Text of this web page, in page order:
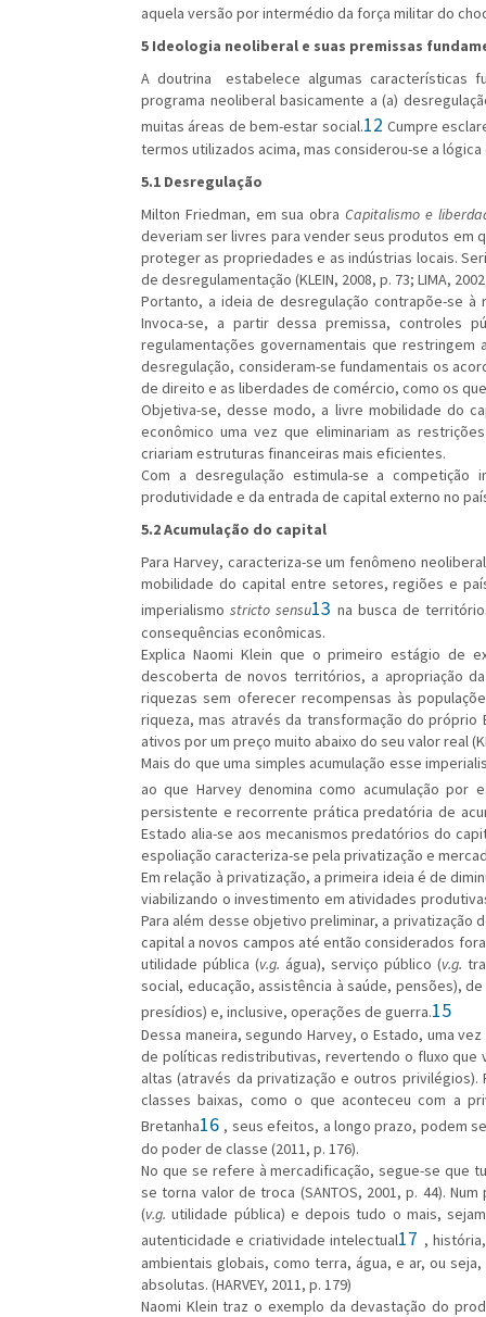
aquela versão por intermédio da força militar do
5 Ideologia neoliberal e suas premissas
A doutrina estabelece algumas características
programa neoliberal basicamente a (a)
muitas áreas de bem-estar social.12Cumpre
termos utilizados acima, mas considerou-se a
5.1 Desregulação
Milton Friedman, em sua obraCapitalismo e
deveriam ser livres para vender seus produtos em
proteger as propriedades e as indústrias locais.
de desregulamentação (KLEIN, 2008, p. 73; LIMA,
Portanto, a ideia de desregulação contrapõe-se
Invoca-se, a partir dessa premissa, controles
regulamentações governamentais que
desregulação, consideram-se fundamentais os
de direito e as liberdades de comércio, como os
Objetiva-se, desse modo, a livre mobilidade do
econômico uma vez que eliminariam as
criariam estruturas financeiras mais eficientes.
Com a desregulação estimula-se a
produtividade e da entrada de capital externo no
5.2 Acumulação do capital
Para Harvey, caracteriza-se um fenômeno
mobilidade do capital entre setores, regiões e
imperialismostricto sensu13na busca de
consequências econômicas.
Explica Naomi Klein que o primeiro estágio de
descoberta de novos territórios, a apropriação
riquezas sem oferecer recompensas às
riqueza, mas através da transformação do
ativos por um preço muito abaixo do seu valor real
Mais do que uma simples acumulação esse
ao que Harvey denomina como acumulação por
persistente e recorrente prática predatória de
Estado alia-se aos mecanismos predatórios do
espoliação caracteriza-se pela privatização e
Em relação à privatização, a primeira ideia é de
viabilizando o investimento em atividades
Para além desse objetivo preliminar, a
capital a novos campos até então considerados
utilidade pública (v.g. água), serviço público (v.g.
social, educação, assistência à saúde, pensões),
presídios) e, inclusive, operações de guerra.15
Dessa maneira, segundo Harvey, o Estado, uma
de políticas redistributivas, revertendo o fluxo que
altas (através da privatização e outros
classes baixas, como o que aconteceu com a
Bretanha16 , seus efeitos, a longo prazo, podem
do poder de classe (2011, p. 176).
No que se refere à mercadificação, segue-se que
se torna valor de troca (SANTOS, 2001, p. 44).
(v.g. utilidade pública) e depois tudo o mais,
autenticidade e criatividade intelectual17 ,
ambientais globais, como terra, água, e ar, ou
absolutas. (HARVEY, 2011, p. 179)
Naomi Klein traz o exemplo da devastação do